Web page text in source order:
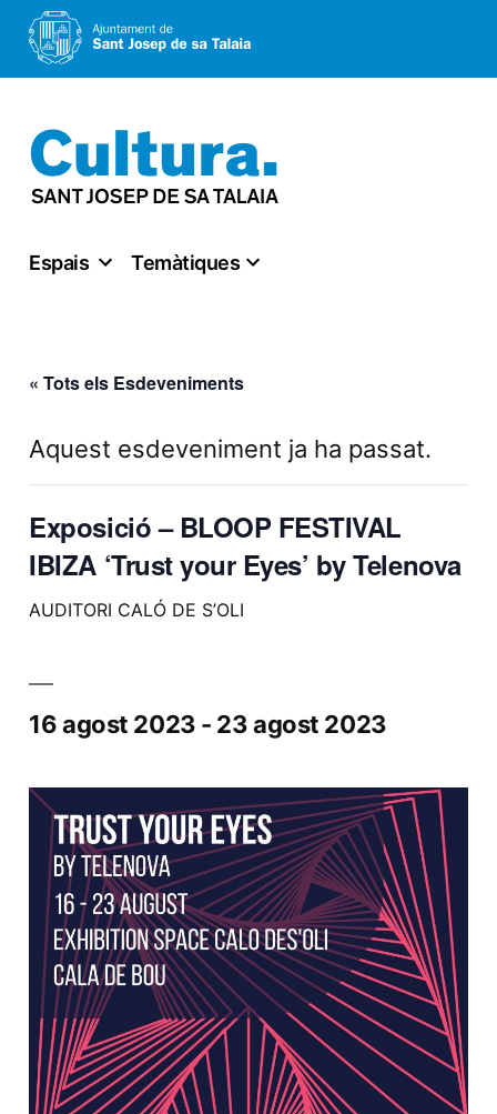
al
contingut
Espais Temàtiques
« Tots els Esdeveniments
Aquest esdeveniment ja ha passat.
Exposició – BLOOP FESTIVAL
IBIZA ‘Trust your Eyes’ by Telenova
AUDITORI CALÓ DE S’OLI
16 agost 2023 - 23 agost 2023